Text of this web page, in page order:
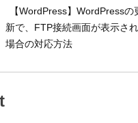
【WordPress】WordPressの
新で、FTP接続画面が表示さ
場合の対応方法